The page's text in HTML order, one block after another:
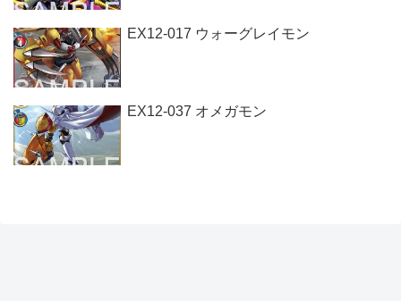
EX12-017 ウォーグレイモン
EX12-037 オメガモン